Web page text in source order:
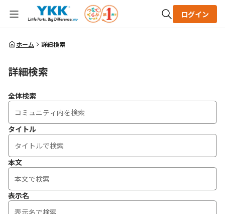
全体検索
ログイン
ホーム 詳細検索
詳細検索
全体検索
タイトル
本文
表示名